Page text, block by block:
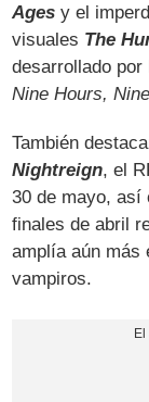
Ages y el
visuales The
desarrollado
Nine Hours,
También
Nightreign, el
30 de mayo, así
finales de abril
amplía aún más
vampiros.